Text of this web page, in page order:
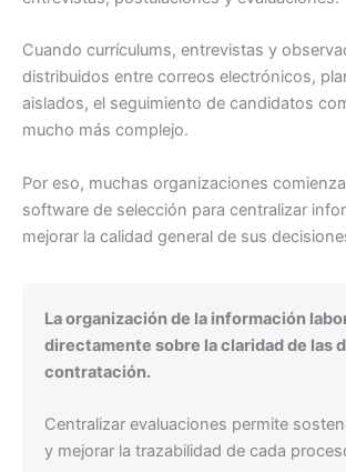
Cuando currículums, entrevistas y
distribuidos entre correos electrónicos,
aislados, el seguimiento de candidatos
mucho más complejo.
Por eso, muchas organizaciones
software de selección para centralizar
mejorar la calidad general de sus
La organización de la información
directamente sobre la claridad de las
contratación.
Centralizar evaluaciones permite
y mejorar la trazabilidad de cada